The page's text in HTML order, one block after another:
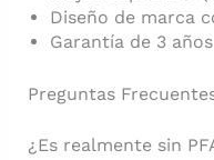
Diseño de marca
Garantía de 3 años
Preguntas
¿Es realmente sin